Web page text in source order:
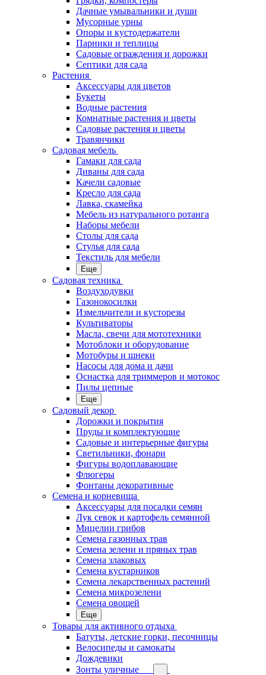
Дачные умывальники и души
Мусорные урны
Опоры и кустодержатели
Парники и теплицы
Садовые ограждения и дорожки
Септики для сада
Растения
Аксессуары для цветов
Букеты
Водные растения
Комнатные растения и цветы
Садовые растения и цветы
Травянчики
Садовая мебель
Гамаки для сада
Диваны для сада
Качели садовые
Кресло для сада
Лавка, скамейка
Мебель из натурального ротанга
Наборы мебели
Столы для сада
Стулья для сада
Текстиль для мебели
Еще
Садовая техника
Воздуходувки
Газонокосилки
Измельчители и кусторезы
Культиваторы
Масла, свечи для мототехники
Мотоблоки и оборудование
Мотобуры и шнеки
Насосы для дома и дачи
Оснастка для триммеров и мотокос
Пилы цепные
Еще
Садовый декор
Дорожки и покрытия
Пруды и комплектующие
Садовые и интерьерные фигуры
Светильники, фонари
Фигуры водоплавающие
Флюгеры
Фонтаны декоративные
Семена и корневища
Аксессуары для посадки семян
Лук севок и картофель семянной
Мицелии грибов
Семена газонных трав
Семена зелени и пряных трав
Семена злаковых
Семена кустарников
Семена лекарственных растений
Семена микрозелени
Семена овощей
Еще
Товары для активного отдыха
Батуты, детские горки, песочницы
Велосипеды и самокаты
Дождевики
Зонты уличные